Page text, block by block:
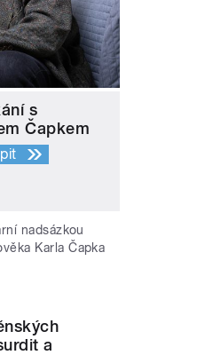
s
Čapkem
nadsázkou
Karla Čapka
a